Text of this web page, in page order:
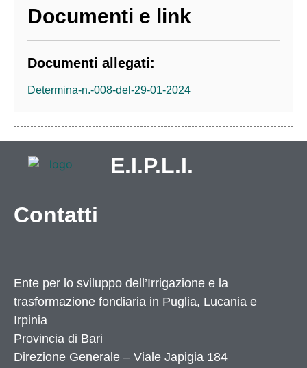
Documenti e link
Documenti allegati:
Determina-n.-008-del-29-01-2024
E.I.P.L.I.
Contatti
Ente per lo sviluppo dell’Irrigazione e la
trasformazione fondiaria in Puglia, Lucania e
Irpinia
Provincia di Bari
Direzione Generale – Viale Japigia 184